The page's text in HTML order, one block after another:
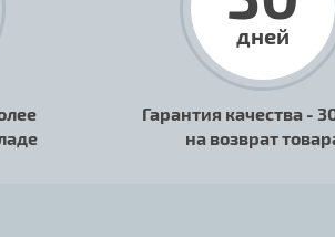
дней
Гарантия качества -
на возврат